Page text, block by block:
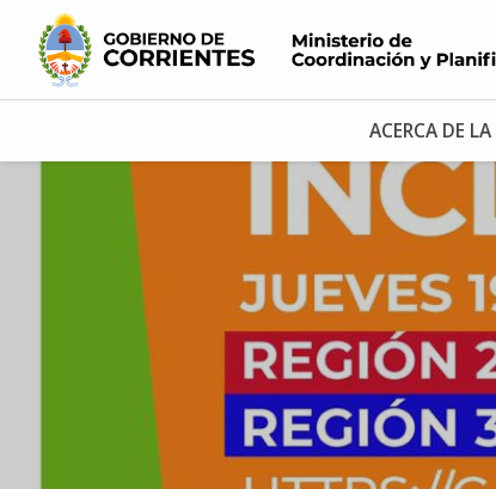
ACERCA DE LA